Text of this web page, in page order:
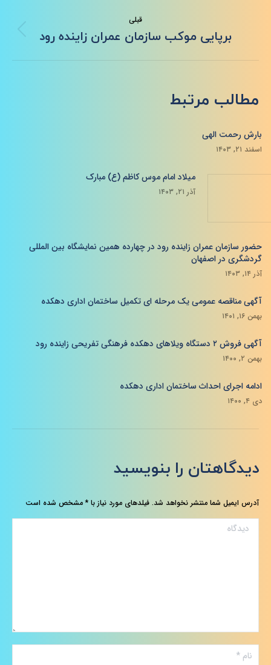
قبلی
نوشته
قبلی:
برپایی موکب سازمان عمران زاینده رود
مطالب مرتبط
بارش رحمت الهی
اسفند ۲۱, ۱۴۰۳
میلاد امام موس کاظم (ع) مبارک
آذر ۲۱, ۱۴۰۳
حضور سازمان عمران زاینده رود در چهارده همین نمایشگاه بین المللی
گردشگری در اصفهان
آذر ۱۴, ۱۴۰۳
آگهی مناقصه عمومی یک مرحله ای تکمیل ساختمان اداری دهکده
بهمن ۱۶, ۱۴۰۱
آگهی فروش ۲ دستگاه ویلاهای دهکده فرهنگی تفریحی زاینده رود
بهمن ۲, ۱۴۰۰
ادامه اجرای احداث ساختمان اداری دهکده
دی ۴, ۱۴۰۰
دیدگاهتان را بنویسید
آدرس ایمیل شما منتشر نخواهد شد. فیلدهای مورد نیاز با *مشخص شده است
دیدگاه
نام *